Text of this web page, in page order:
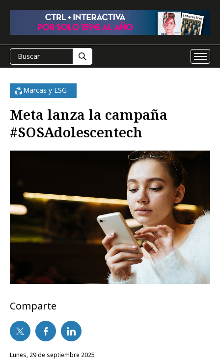
Marcas y ESG
Meta lanza la campaña
#SOSAdolescentech
Comparte
lunes, 29 de septiembre 2025